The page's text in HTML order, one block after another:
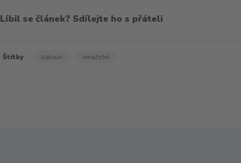
Líbil se článek? Sdílejte ho s přáteli
Štítky baloun vinařství